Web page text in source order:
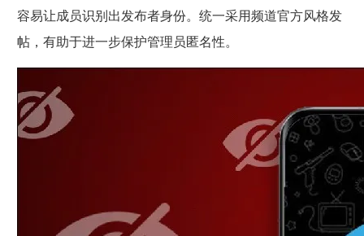
容易让成员识别出发布者身份。统一采用频道官方风格发
帖，有助于进一步保护管理员匿名性。